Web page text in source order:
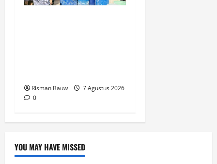
Risman Bauw
7 Agustus 2026
0
YOU MAY HAVE MISSED